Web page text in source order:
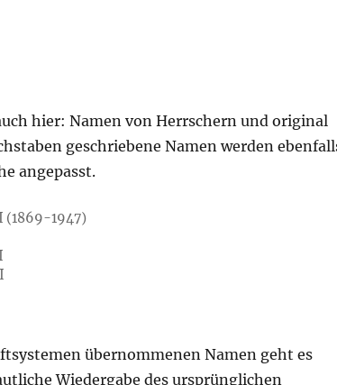
hier: Namen von Herrschern und original
geschriebene Namen werden
angepasst.
(1869-1947)
übernommenen Namen geht es
Wiedergabe des ursprünglichen